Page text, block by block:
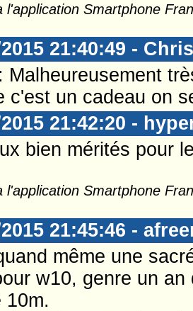
l'application Smartphone
21:40:49 -
Malheureusement
c'est un cadeau on
21:42:20 -
bien mérités pour
l'application Smartphone
21:45:46 -
même une
w10, genre un
10m.